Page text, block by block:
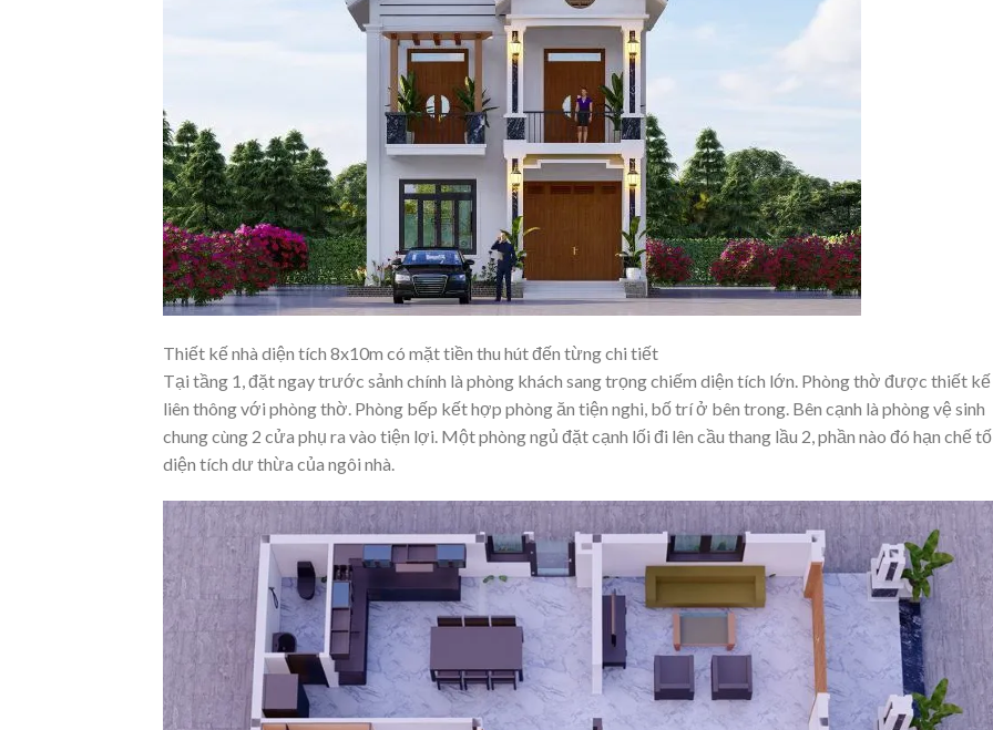
Thiết kế nhà diện tích 8x10m có mặt tiền thu hút đến từng chi tiết
Tại tầng 1, đặt ngay trước sảnh chính là phòng khách sang trọng chiếm diện tích lớn. Phòng thờ được thiết kế
liên thông với phòng thờ. Phòng bếp kết hợp phòng ăn tiện nghi, bố trí ở bên trong. Bên cạnh là phòng vệ sinh
chung cùng 2 cửa phụ ra vào tiện lợi. Một phòng ngủ đặt cạnh lối đi lên cầu thang lầu 2, phần nào đó hạn chế
diện tích dư thừa của ngôi nhà.